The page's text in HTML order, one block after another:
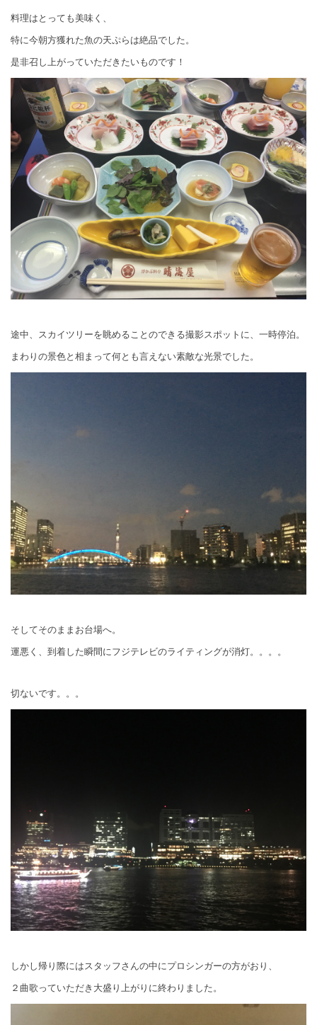
料理はとっても美味く、
特に今朝方獲れた魚の天ぷらは絶品でした。
是非召し上がっていただきたいものです！
途中、スカイツリーを眺めることのできる撮影スポットに、一時停泊。
まわりの景色と相まって何とも言えない素敵な光景でした。
そしてそのままお台場へ。
運悪く、到着した瞬間にフジテレビのライティングが消灯。。。。
切ないです。。。
しかし帰り際にはスタッフさんの中にプロシンガーの方がおり、
２曲歌っていただき大盛り上がりに終わりました。